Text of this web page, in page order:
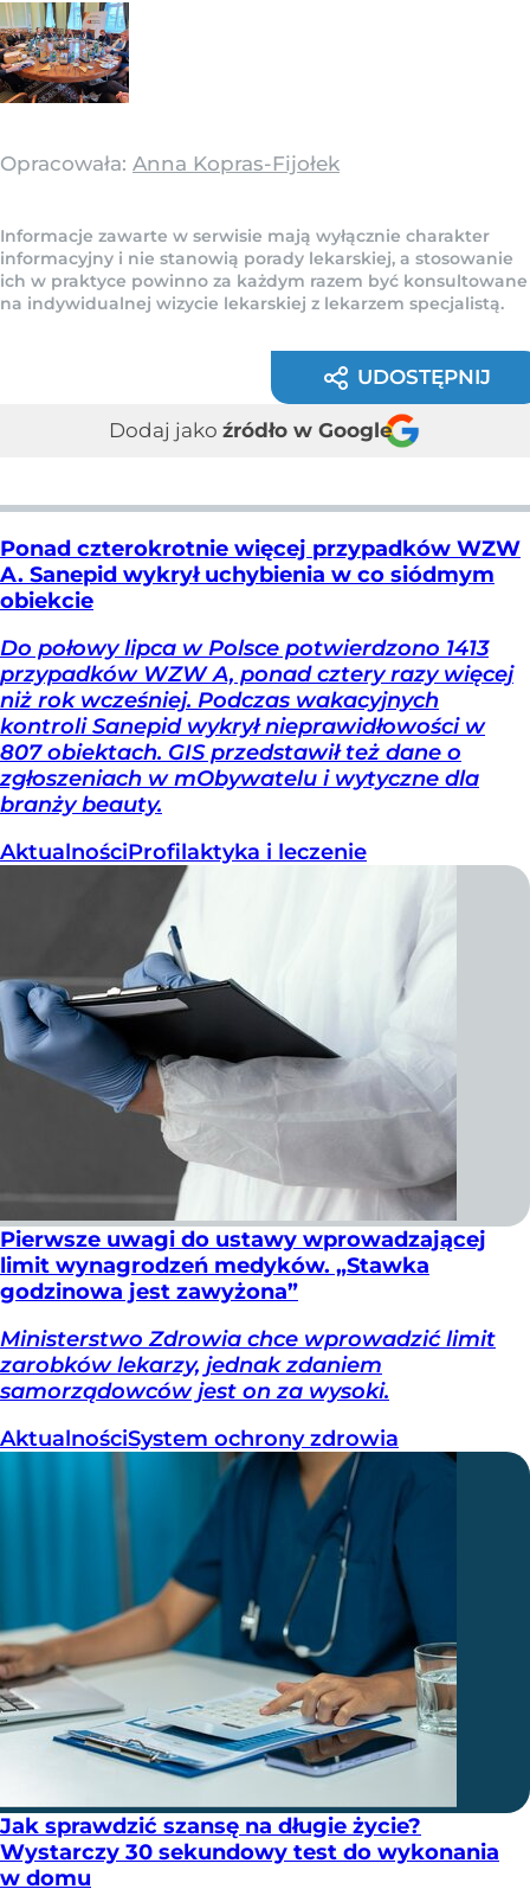
Opracowała: Anna Kopras-Fijołek
Informacje zawarte w serwisie mają wyłącznie charakter
informacyjny i nie stanowią porady lekarskiej, a stosowanie
ich w praktyce powinno za każdym razem być konsultowane
na indywidualnej wizycie lekarskiej z lekarzem specjalistą.
UDOSTĘPNIJ
Dodaj jako źródło w Google
Ponad czterokrotnie więcej przypadków WZW
A. Sanepid wykrył uchybienia w co siódmym
obiekcie
Do połowy lipca w Polsce potwierdzono 1413
przypadków WZW A, ponad cztery razy więcej
niż rok wcześniej. Podczas wakacyjnych
kontroli Sanepid wykrył nieprawidłowości w
807 obiektach. GIS przedstawił też dane o
zgłoszeniach w mObywatelu i wytyczne dla
branży beauty.
AktualnościProfilaktyka i leczenie
Pierwsze uwagi do ustawy wprowadzającej
limit wynagrodzeń medyków. „Stawka
godzinowa jest zawyżona”
Ministerstwo Zdrowia chce wprowadzić limit
zarobków lekarzy, jednak zdaniem
samorządowców jest on za wysoki.
AktualnościSystem ochrony zdrowia
Jak sprawdzić szansę na długie życie?
Wystarczy 30 sekundowy test do wykonania
w domu